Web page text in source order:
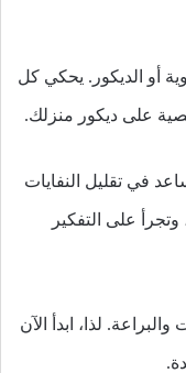
أو الديكور. يحكي كل
على ديكور منزلك.
في تقليل النفايات
على التفكير
لذا، ابدأ الآن